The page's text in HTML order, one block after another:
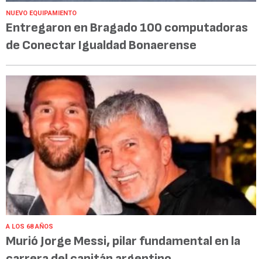
NUEVO EQUIPAMIENTO
Entregaron en Bragado 100 computadoras
de Conectar Igualdad Bonaerense
A LOS 68 AÑOS
Murió Jorge Messi, pilar fundamental en la